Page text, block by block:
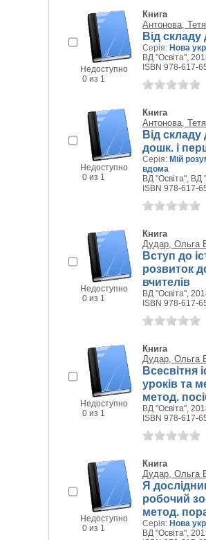
Недоступно
0 из 1
Книга
Антонова,
Від складу
Серія: Нова
ВД "Освіта",
ISBN 978-617-
Недоступно
0 из 1
Книга
Антонова,
Від складу
дошк. і
Серія: Мій
вдома
ВД "Освіта", ВД
ISBN 978-617-
Недоступно
0 из 1
Книга
Дудар, Ольга
Вступ до
розвиток
вчителів
ВД "Освіта",
ISBN 978-617-
Недоступно
0 из 1
Книга
Дудар, Ольга
Всесвітня
уроків та
метод.
ВД "Освіта",
ISBN 978-617-
Недоступно
0 из 1
Книга
Дудар, Ольга
Я
робочий
метод.
Серія: Нова
ВД "Освіта",